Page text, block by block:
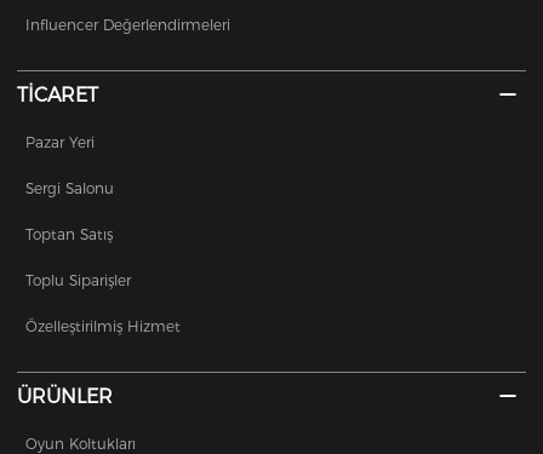
Influencer Değerlendirmeleri
TİCARET
Pazar Yeri
Sergi Salonu
Toptan Satış
Toplu Siparişler
Özelleştirilmiş Hizmet
ÜRÜNLER
Oyun Koltukları